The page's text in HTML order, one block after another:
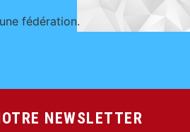
fédération.
NEWSLETTER